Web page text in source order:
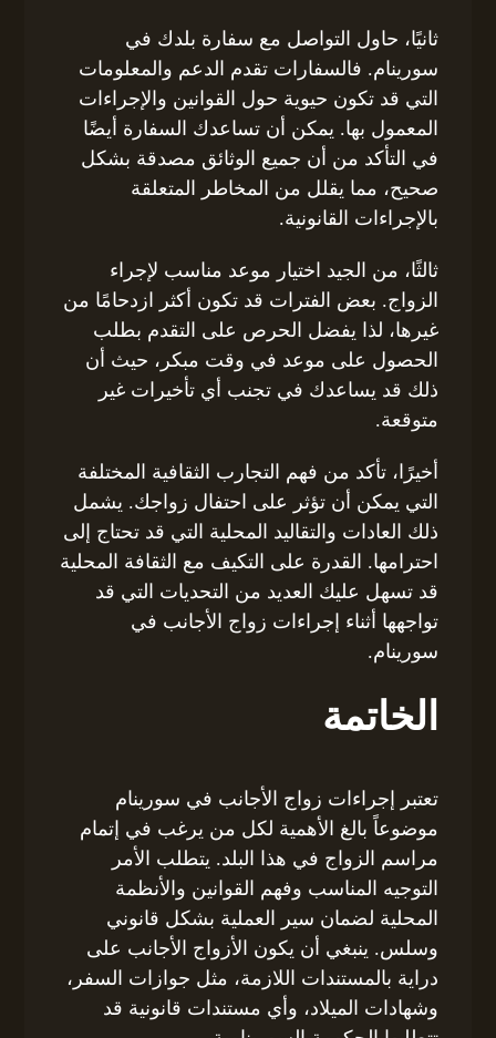
ثانيًا، حاول التواصل مع سفارة بلدك في
سورينام. فالسفارات تقدم الدعم والمعلومات
التي قد تكون حيوية حول القوانين والإجراءات
المعمول بها. يمكن أن تساعدك السفارة أيضًا
في التأكد من أن جميع الوثائق مصدقة بشكل
صحيح، مما يقلل من المخاطر المتعلقة
بالإجراءات القانونية.
ثالثًا، من الجيد اختيار موعد مناسب لإجراء
الزواج. بعض الفترات قد تكون أكثر ازدحامًا من
غيرها، لذا يفضل الحرص على التقدم بطلب
الحصول على موعد في وقت مبكر، حيث أن
ذلك قد يساعدك في تجنب أي تأخيرات غير
متوقعة.
أخيرًا، تأكد من فهم التجارب الثقافية المختلفة
التي يمكن أن تؤثر على احتفال زواجك. يشمل
ذلك العادات والتقاليد المحلية التي قد تحتاج إلى
احترامها. القدرة على التكيف مع الثقافة المحلية
قد تسهل عليك العديد من التحديات التي قد
تواجهها أثناء إجراءات زواج الأجانب في
سورينام.
الخاتمة
تعتبر إجراءات زواج الأجانب في سورينام
موضوعاً بالغ الأهمية لكل من يرغب في إتمام
مراسم الزواج في هذا البلد. يتطلب الأمر
التوجيه المناسب وفهم القوانين والأنظمة
المحلية لضمان سير العملية بشكل قانوني
وسلس. ينبغي أن يكون الأزواج الأجانب على
دراية بالمستندات اللازمة، مثل جوازات السفر،
وشهادات الميلاد، وأي مستندات قانونية قد